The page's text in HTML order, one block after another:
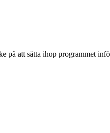
att sätta ihop programmet